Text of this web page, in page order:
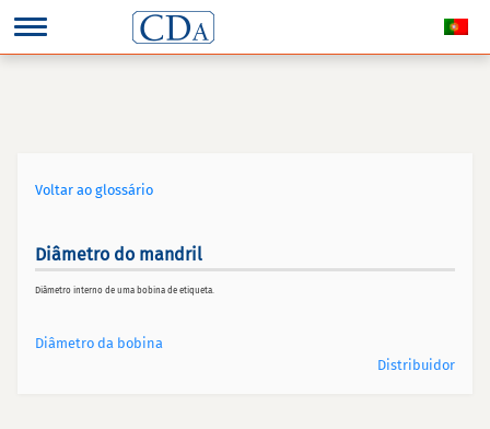
Voltar ao glossário
Diâmetro do mandril
Diâmetro interno de uma bobina de etiqueta.
Diâmetro da bobina
Distribuidor